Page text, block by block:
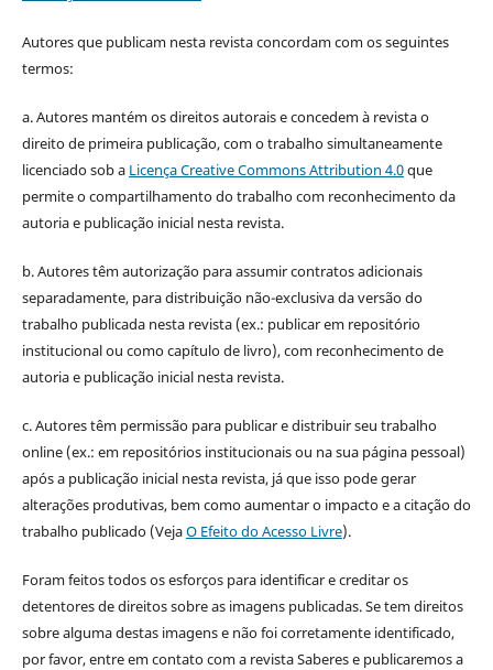
Autores que publicam nesta revista concordam com os seguintes
termos:
a. Autores mantém os direitos autorais e concedem à revista o
direito de primeira publicação, com o trabalho simultaneamente
licenciado sob a Licença Creative Commons Attribution 4.0que
permite o compartilhamento do trabalho com reconhecimento da
autoria e publicação inicial nesta revista.
b. Autores têm autorização para assumir contratos adicionais
separadamente, para distribuição não-exclusiva da versão do
trabalho publicada nesta revista (ex.: publicar em repositório
institucional ou como capítulo de livro), com reconhecimento de
autoria e publicação inicial nesta revista.
c. Autores têm permissão para publicar e distribuir seu trabalho
online (ex.: em repositórios institucionais ou na sua página pessoal)
após a publicação inicial nesta revista, já que isso pode gerar
alterações produtivas, bem como aumentar o impacto e a citação do
trabalho publicado (VejaO Efeito do Acesso Livre).
Foram feitos todos os esforços para identificar e creditar os
detentores de direitos sobre as imagens publicadas. Se tem direitos
sobre alguma destas imagens e não foi corretamente identificado,
por favor, entre em contato com a revista Saberes e publicaremos a